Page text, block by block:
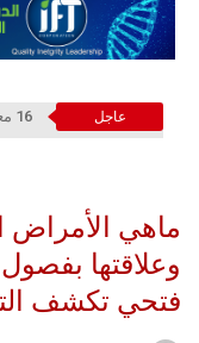
عاجل
ماهي الأمراض
وعلاقتها
فتحي تكشف